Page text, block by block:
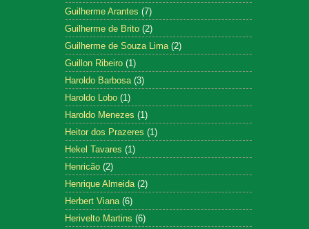
Guilherme Arantes (7)
Guilherme de Brito (2)
Guilherme de Souza Lima (2)
Guillon Ribeiro (1)
Haroldo Barbosa (3)
Haroldo Lobo (1)
Haroldo Menezes (1)
Heitor dos Prazeres (1)
Hekel Tavares (1)
Henricão (2)
Henrique Almeida (2)
Herbert Viana (6)
Herivelto Martins (6)